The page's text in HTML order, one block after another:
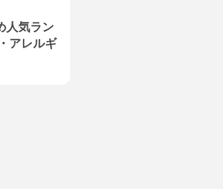
人気ラン
アレルギ